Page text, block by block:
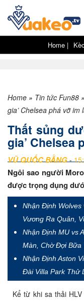
Home |
Home » Tin tức Fun88 »
gia’ Chelsea phá vỡ im
Thất sủng
gia’ Chelsea
VŨ QUỐC BẰNG-
Ngôi sao người
được trọng dụng
Nhận Định Wolves
Vương Ra Quân,
Nhận Định MU vs
Màn, Chờ Đợi Bữa
Nhận Định Aston
Đài Villa Park Thử
Kể từ khi sa thải